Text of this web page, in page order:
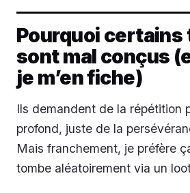
Pourquoi certains
sont mal conçus
je m’en fiche)
Ils demandent de la répétition
profond, juste de la
Mais franchement, je préfère
tombe aléatoirement via un